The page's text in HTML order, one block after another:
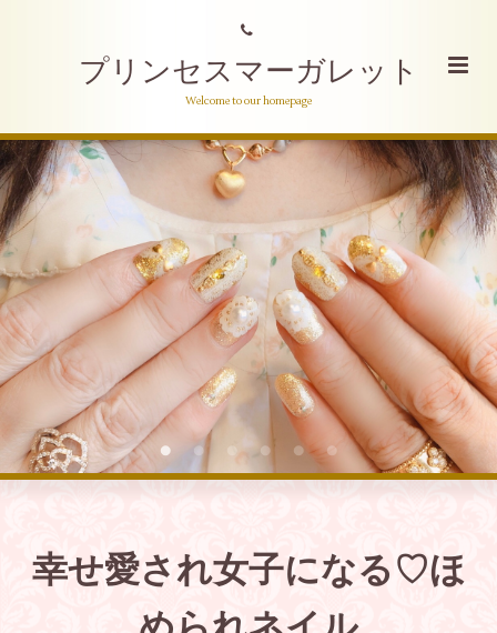
プリンセスマーガレット
Welcome to our homepage
幸せ愛され女子になる♡ほ